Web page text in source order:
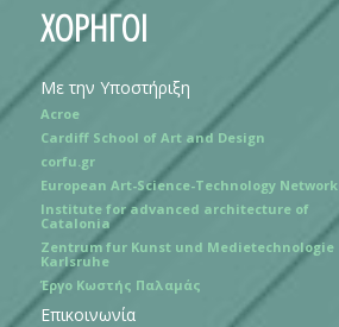
ΧΟΡΗΓΟΙ
Με την Υποστήριξη
Acroe
Cardiff School of Art and Design
corfu.gr
European Art-Science-Technology Network
Institute for advanced architecture of
Catalonia
Zentrum fur Kunst und Medietechnologie
Karlsruhe
Έργο Κωστής Παλαμάς
Επικοινωνία